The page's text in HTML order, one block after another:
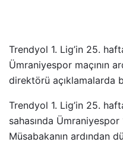
Trendyol 1. Lig’in 25.
Ümraniyespor maçının
direktörü açıklamalarda
Trendyol 1. Lig’in 25.
sahasında Ümraniyespor
Müsabakanın ardından